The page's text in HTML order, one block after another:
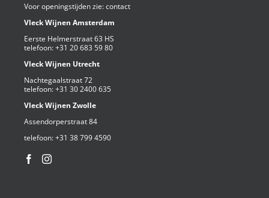
Voor openingstijden zie:contact
Vleck Wijnen Amsterdam
Eerste Helmerstraat 63 HS
telefoon:+31 20 683 59 80
Vleck Wijnen Utrecht
Nachtegaalstraat 72
telefoon:+31 30 2400 635
Vleck Wijnen Zwolle
Assendorperstraat 84
telefoon:+31 38 799 4590⁩